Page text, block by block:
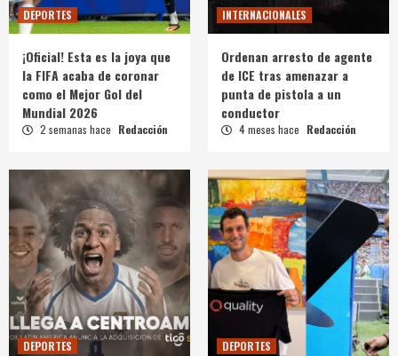
DEPORTES
¡Oficial! Esta es la joya que
la FIFA acaba de coronar
como el Mejor Gol del
Mundial 2026
2 semanas hace Redacción
INTERNACIONALES
Ordenan arresto de agente
de ICE tras amenazar a
punta de pistola a un
conductor
4 meses hace Redacción
DEPORTES DEPORTES